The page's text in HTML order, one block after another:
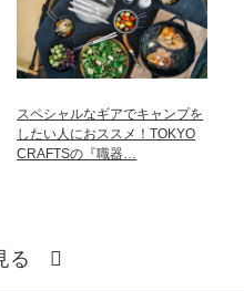
スペシャルなギアでキャンプを
したい人におススメ！TOKYO
CRAFTSの『職器…
る